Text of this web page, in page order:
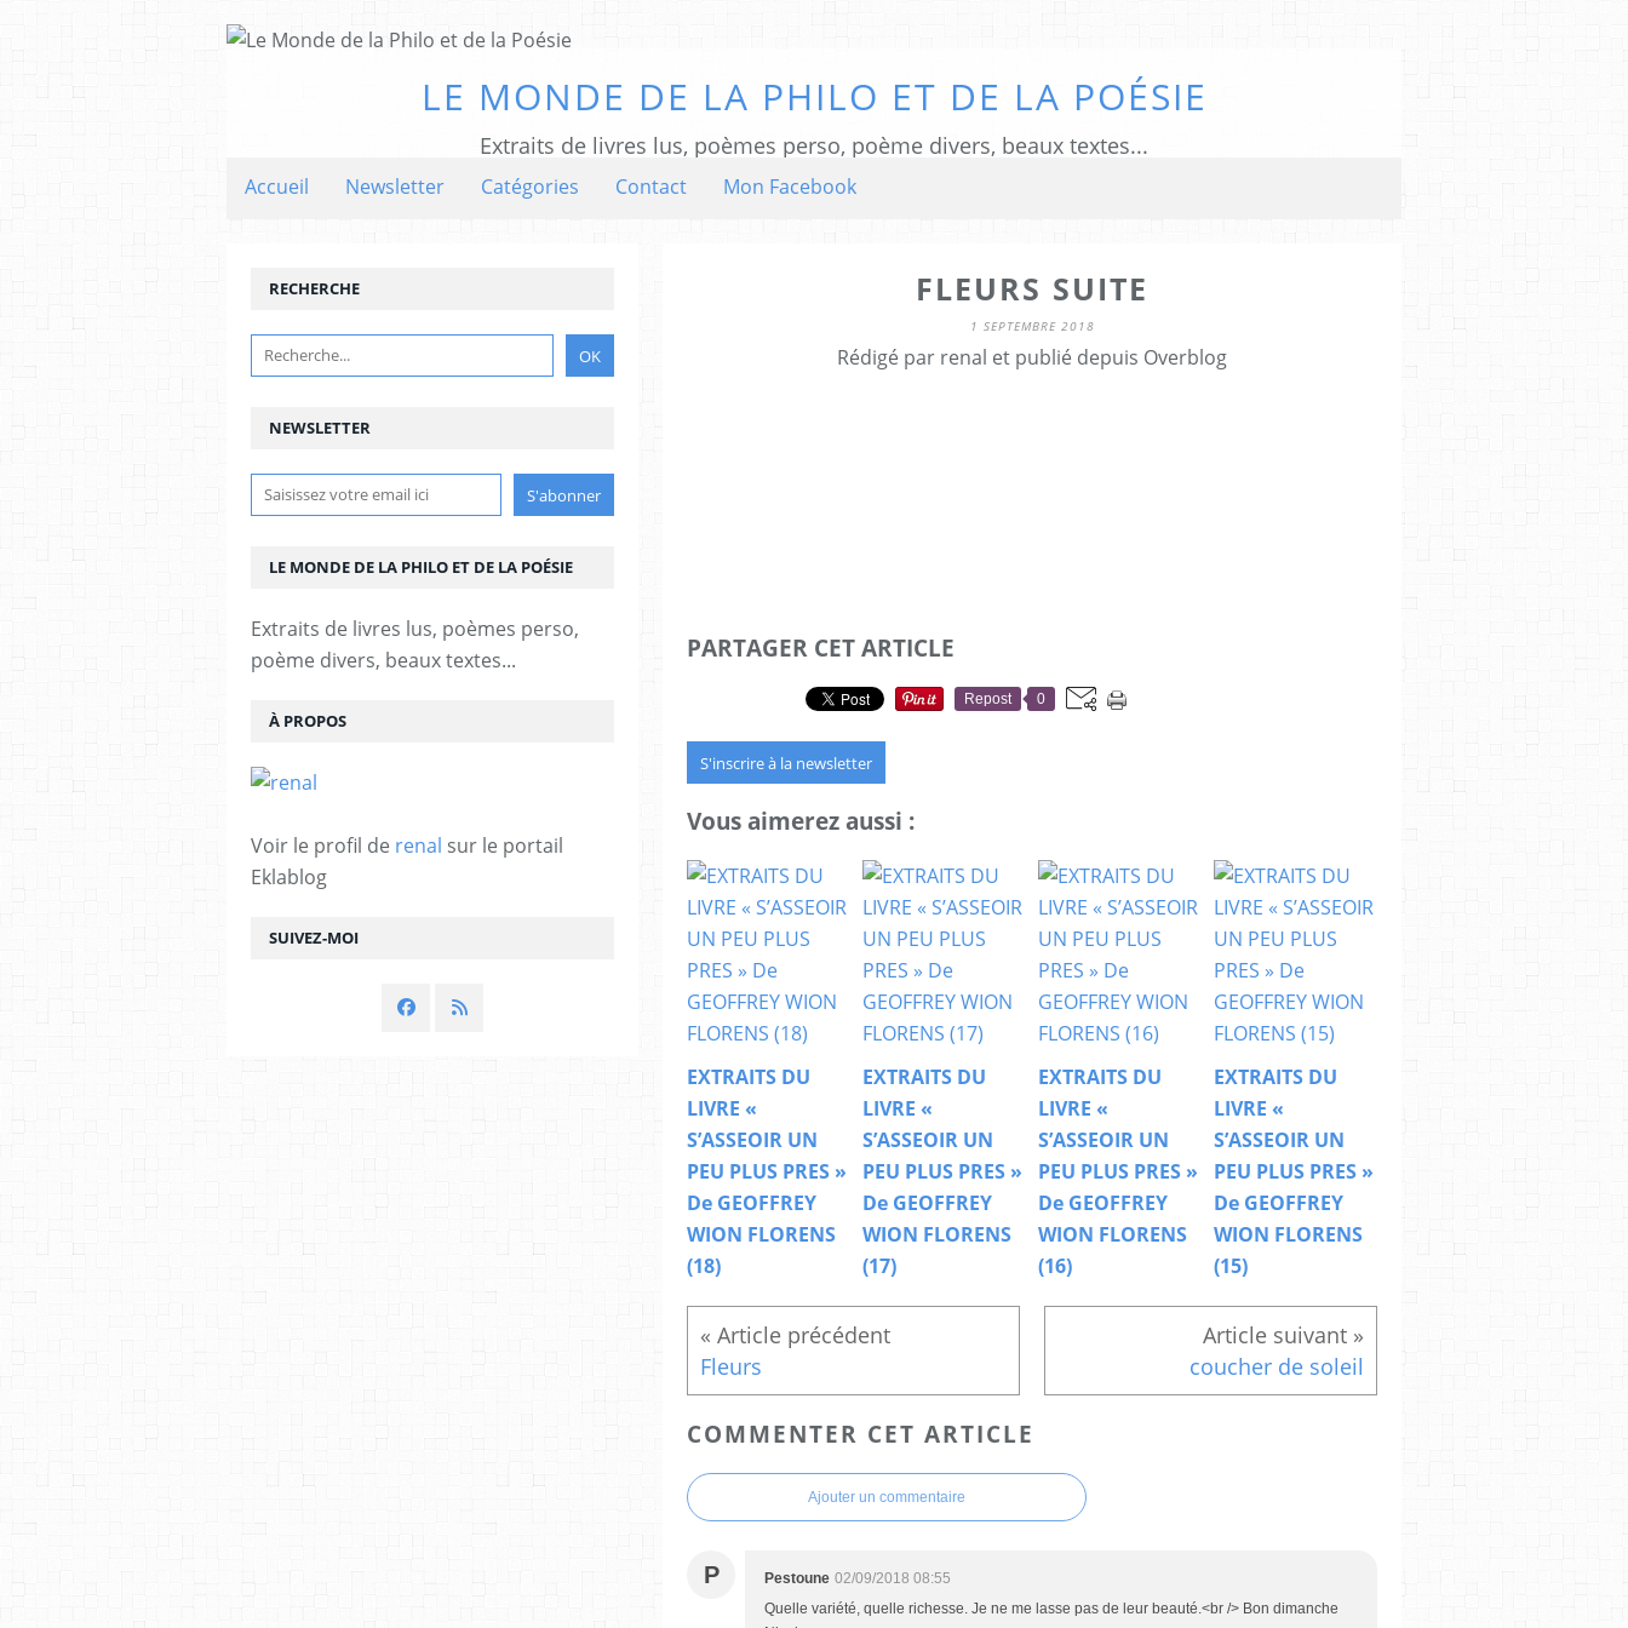
LE MONDE DE LA PHILO ET DE LA POÉSIE
Extraits de livres lus, poèmes perso, poème divers, beaux textes...
Accueil Newsletter Catégories Contact Mon Facebook
FLEURS SUITE
1 SEPTEMBRE 2018
Rédigé par renal et publié depuis Overblog
PARTAGER CET ARTICLE
Repost 0
S'inscrire à la newsletter
Vous aimerez aussi :
EXTRAITS DU
LIVRE «
S’ASSEOIR UN
PEU PLUS PRES »
De GEOFFREY
WION FLORENS
(18)
EXTRAITS DU
LIVRE «
S’ASSEOIR UN
PEU PLUS PRES »
De GEOFFREY
WION FLORENS
(17)
EXTRAITS DU
LIVRE «
S’ASSEOIR UN
PEU PLUS PRES »
De GEOFFREY
WION FLORENS
(16)
EXTRAITS DU
LIVRE «
S’ASSEOIR UN
PEU PLUS PRES »
De GEOFFREY
WION FLORENS
(15)
Fleurs coucher de soleil
COMMENTER CET ARTICLE
Ajouter un commentaire
P Pestoune 02/09/2018 08:55
Quelle variété, quelle richesse. Je ne me lasse pas de leur beauté.<br /> Bon dimanche
NEWSLETTER
SUIVEZ-MOI
RECHERCHE
LE MONDE DE LA PHILO ET DE LA POÉSIE
Extraits de livres lus, poèmes perso,
poème divers, beaux textes...
À PROPOS
Voir le profil de renal sur le portail
Eklablog